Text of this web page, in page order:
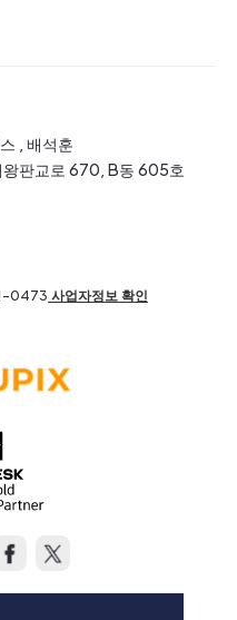
, 배석훈
왕판교로 670, B동 605호
-0473 사업자정보 확인